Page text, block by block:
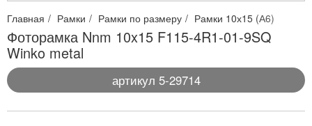
Главная Рамки Рамки по размеру Рамки 10х15 (А6)
Фоторамка Nnm 10x15 F115-4R1-01-9SQ
Winko metal
артикул 5-29714